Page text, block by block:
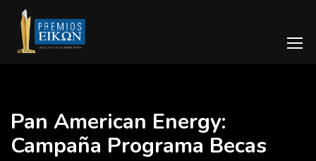
Pan American Energy:
Campaña Programa Becas